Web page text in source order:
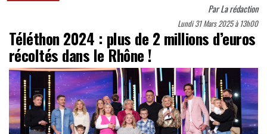
ParLa rédaction
Lundi 31 Mars 2025 à 13h00
Téléthon 2024 : plus de 2 millions d’euros
récoltés dans le Rhône !